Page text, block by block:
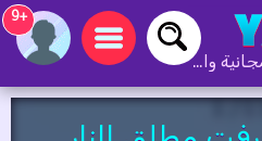
الألعاب والألعاب المجانية والألعاب عبر الإنترنت
+9